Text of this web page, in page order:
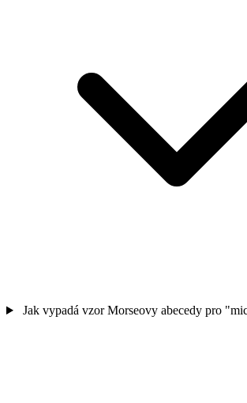
Jak vypadá vzor Morseovy abecedy pro